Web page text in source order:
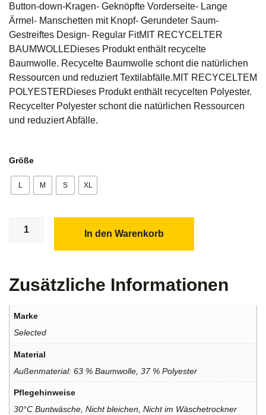
Button-down-Kragen- Geknöpfte Vorderseite- Lange
Ärmel- Manschetten mit Knopf- Gerundeter Saum-
Gestreiftes Design- Regular FitMIT RECYCELTER
BAUMWOLLEDieses Produkt enthält recycelte
Baumwolle. Recycelte Baumwolle schont die natürlichen
Ressourcen und reduziert Textilabfälle.MIT RECYCELTEM
POLYESTERDieses Produkt enthält recycelten Polyester.
Recycelter Polyester schont die natürlichen Ressourcen
und reduziert Abfälle.
Größe
L M S XL
In den Warenkorb
Zusätzliche Informationen
Marke
Selected
Material
Außenmaterial: 63 % Baumwolle, 37 % Polyester
Pflegehinweise
30°C Buntwäsche, Nicht bleichen, Nicht im Wäschetrockner